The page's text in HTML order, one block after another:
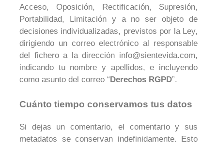
Acceso, Oposición, Rectificación, Supresión,
Portabilidad, Limitación y a no ser objeto de
decisiones individualizadas, previstos por la Ley,
dirigiendo un correo electrónico al responsable
del fichero a la dirección info@sientevida.com,
indicando tu nombre y apellidos, e incluyendo
como asunto del correo “Derechos RGPD”.
Cuánto tiempo conservamos tus datos
Si dejas un comentario, el comentario y sus
metadatos se conservan indefinidamente. Esto